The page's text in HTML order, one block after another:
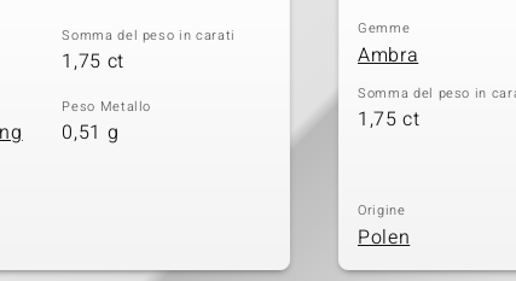
Somma del peso in carati
1,75 ct
Peso Metallo
0,51 g
Gemme
Ambra
Somma del peso in
1,75 ct
Origine
Polen